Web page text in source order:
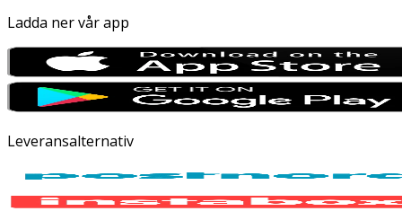
Ladda ner vår app
Leveransalternativ